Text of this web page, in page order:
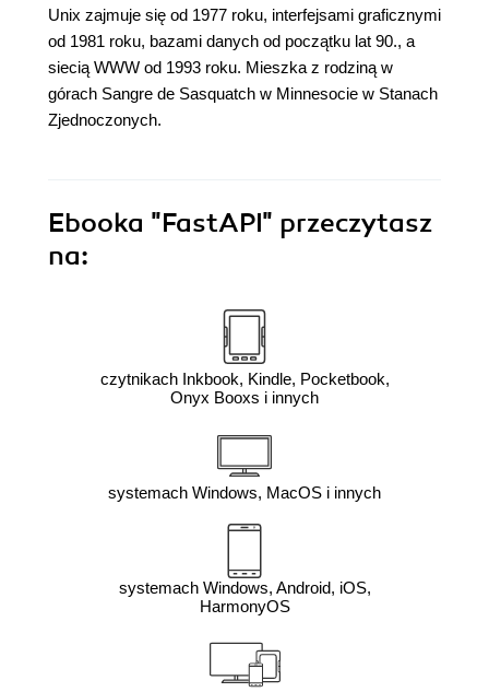
Unix zajmuje się od 1977 roku, interfejsami graficznymi
od 1981 roku, bazami danych od początku lat 90., a
siecią WWW od 1993 roku. Mieszka z rodziną w
górach Sangre de Sasquatch w Minnesocie w Stanach
Zjednoczonych.
Ebooka "FastAPI" przeczytasz
na:
czytnikach Inkbook, Kindle, Pocketbook,
Onyx Booxs i innych
systemach Windows, MacOS i innych
systemach Windows, Android, iOS,
HarmonyOS